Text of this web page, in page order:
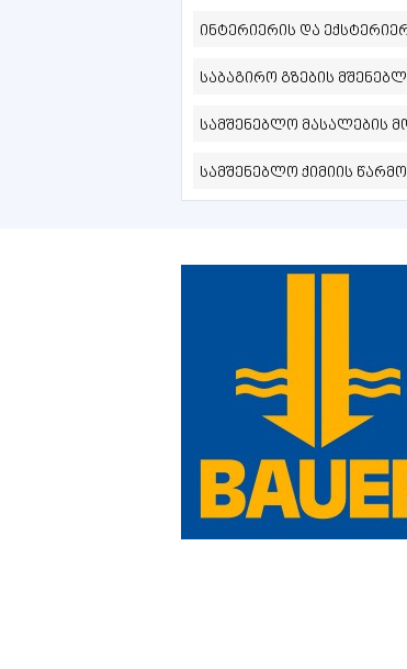
ინტერიერის და
საბაგირო გზების
სამშენებლო მასალების
სამშენებლო ქიმიის